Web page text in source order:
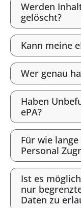
Werden
gelöscht?
Kann meine
Wer genau
Haben
ePA?
Für wie
Personal
Ist es
nur
Daten zu